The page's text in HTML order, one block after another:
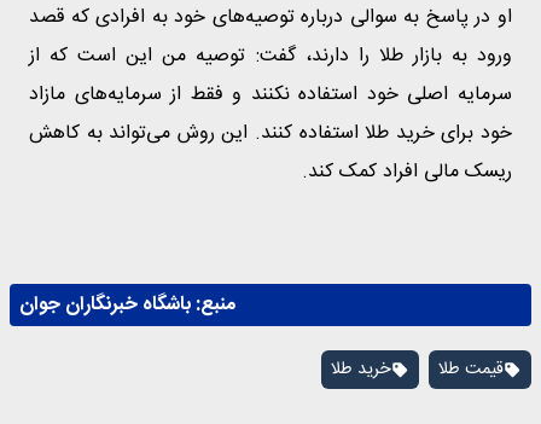
او در پاسخ به سوالی درباره توصیه‌های خود به افرادی که قصد
ورود به بازار طلا را دارند، گفت: توصیه من این است که از
سرمایه اصلی خود استفاده نکنند و فقط از سرمایه‌های مازاد
خود برای خرید طلا استفاده کنند. این روش می‌تواند به کاهش
ریسک مالی افراد کمک کند.
منبع:باشگاه خبرنگاران جوان
قیمت طلا خرید طلا